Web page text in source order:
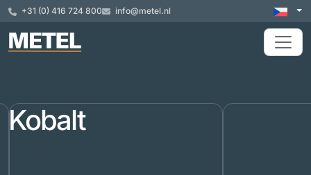
+31 (0) 416 724 800 info@metel.nl
Kobalt